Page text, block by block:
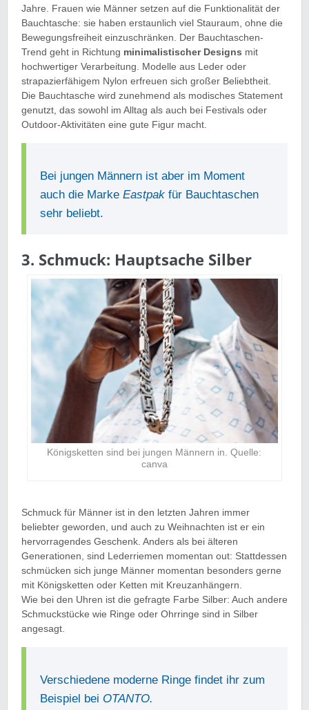
Jahre. Frauen wie Männer setzen auf die Funktionalität der
Bauchtasche: sie haben erstaunlich viel Stauraum, ohne die
Bewegungsfreiheit einzuschränken. Der Bauchtaschen-
Trend geht in Richtung minimalistischer Designs mit
hochwertiger Verarbeitung. Modelle aus Leder oder
strapazierfähigem Nylon erfreuen sich großer Beliebtheit.
Die Bauchtasche wird zunehmend als modisches Statement
genutzt, das sowohl im Alltag als auch bei Festivals oder
Outdoor-Aktivitäten eine gute Figur macht.
Bei jungen Männern ist aber im Moment
auch die MarkeEastpak für Bauchtaschen
sehr beliebt.
3. Schmuck: Hauptsache Silber
Königsketten sind bei jungen Männern in. Quelle:
canva
Schmuck für Männer ist in den letzten Jahren immer
beliebter geworden, und auch zu Weihnachten ist er ein
hervorragendes Geschenk. Anders als bei älteren
Generationen, sind Lederriemen momentan out: Stattdessen
schmücken sich junge Männer momentan besonders gerne
mit Königsketten oder Ketten mit Kreuzanhängern.
Wie bei den Uhren ist die gefragte Farbe Silber: Auch andere
Schmuckstücke wie Ringe oder Ohrringe sind in Silber
angesagt.
Verschiedene moderne Ringe findet ihr zum
Beispiel bei OTANTO.